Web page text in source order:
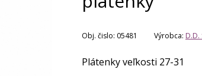
Obj. čislo: 05481 Výrobca: D.D.
Plátenky veľkosti 27-31